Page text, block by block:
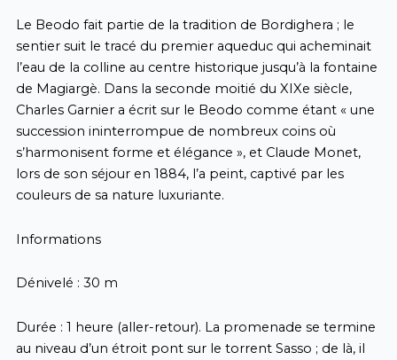
Le Beodo fait partie de la tradition de Bordighera ; le
sentier suit le tracé du premier aqueduc qui acheminait
l’eau de la colline au centre historique jusqu’à la fontaine
de Magiargè. Dans la seconde moitié du XIXe siècle,
Charles Garnier a écrit sur le Beodo comme étant « une
succession ininterrompue de nombreux coins où
s’harmonisent forme et élégance », et Claude Monet,
lors de son séjour en 1884, l’a peint, captivé par les
couleurs de sa nature luxuriante.
Informations
Dénivelé : 30 m
Durée : 1 heure (aller-retour). La promenade se termine
au niveau d’un étroit pont sur le torrent Sasso ; de là, il